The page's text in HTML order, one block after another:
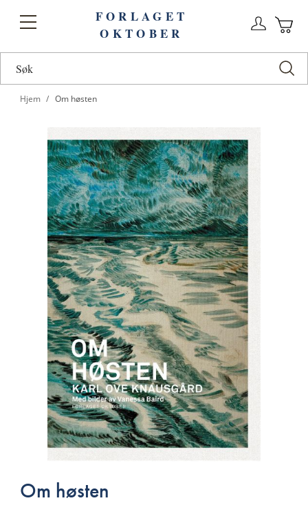
Toggle
FORLAGET
OKTOBER
Hjem Om høsten
Om høsten